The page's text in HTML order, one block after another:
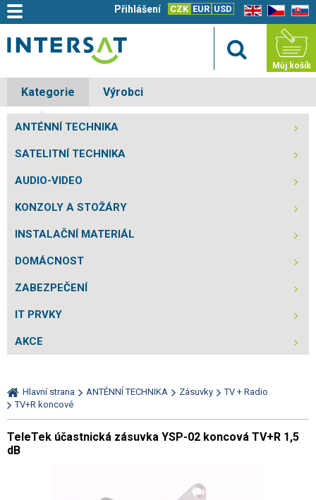
EN CZ SK
CZK EUR USD
Přihlášení
Můj košík
Kategorie Výrobci
ANTÉNNÍ TECHNIKA
SATELITNÍ TECHNIKA
AUDIO-VIDEO
KONZOLY A STOŽÁRY
INSTALAČNÍ MATERIÁL
DOMÁCNOST
ZABEZPEČENÍ
IT PRVKY
AKCE
Hlavní strana ANTÉNNÍ TECHNIKA Zásuvky
TV + Radio
TV+R koncové
TeleTek účastnická zásuvka YSP-02 koncová TV+R 1,5
dB